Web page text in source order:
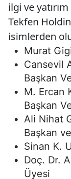
ilgi ve
Tekfen
isimlerden
Murat
Cansevil
Başkan
M. Ercan
Başkan
Ali Nihat
Başkan
Sinan K.
Doç. Dr.
Üyesi